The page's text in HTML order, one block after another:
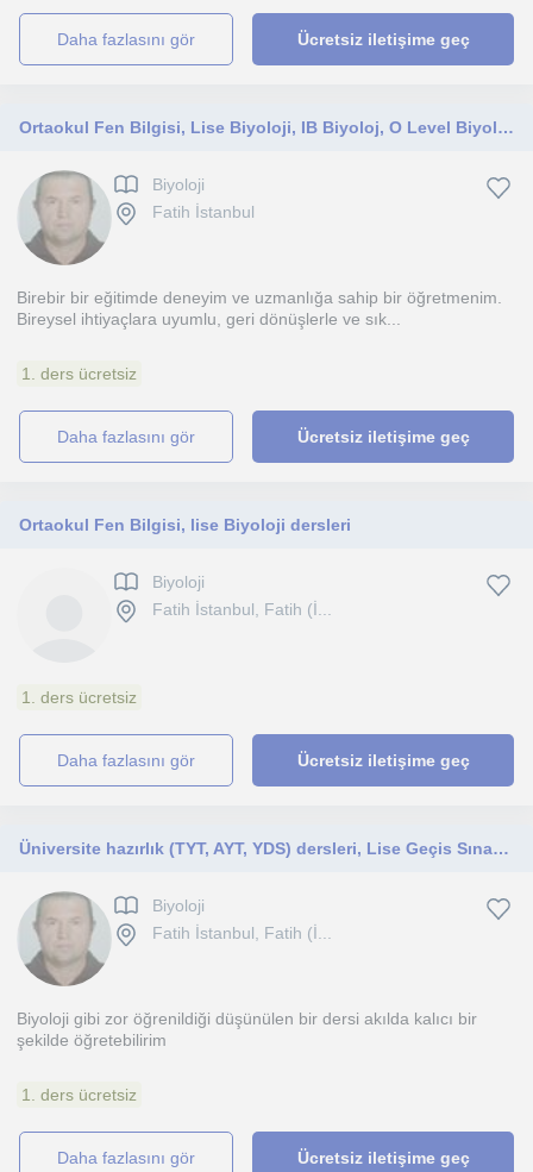
daha fazlasını gör Ücretsiz iletişime geç
Ortaokul Fen Bilgisi, Lise Biyoloji, IB Biyoloj, O Level Biyoloji, A Level Biyoloji
Biyoloji
Fatih İstanbul
Birebir bir eğitimde deneyim ve uzmanlığa sahip bir öğretmenim.
Bireysel ihtiyaçlara uyumlu, geri dönüşlerle ve sık...
1. ders ücretsiz
daha fazlasını gör Ücretsiz iletişime geç
Ortaokul Fen Bilgisi, lise Biyoloji dersleri
Biyoloji
Fatih İstanbul, Fatih (İ...
1. ders ücretsiz
daha fazlasını gör Ücretsiz iletişime geç
Üniversite hazırlık (TYT, AYT, YDS) dersleri, Lise Geçis Sınavı Fen Bilimleri özel ders
Biyoloji
Fatih İstanbul, Fatih (İ...
Biyoloji gibi zor öğrenildiği düşünülen bir dersi akılda kalıcı bir
şekilde öğretebilirim
1. ders ücretsiz
daha fazlasını gör Ücretsiz iletişime geç